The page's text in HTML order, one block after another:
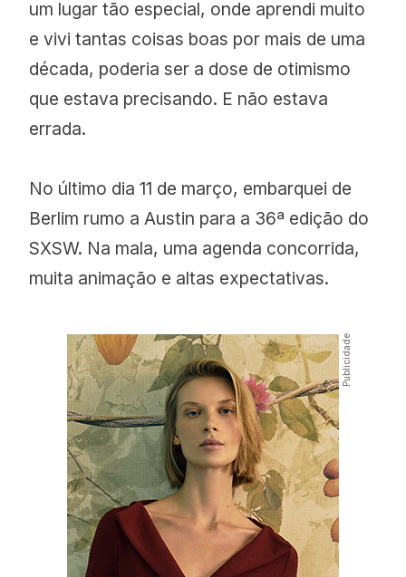
um lugar tão especial, onde aprendi muito
e vivi tantas coisas boas por mais de uma
década, poderia ser a dose de otimismo
que estava precisando. E não estava
errada.
No último dia 11 de março, embarquei de
Berlim rumo a Austin para a 36ª edição do
SXSW. Na mala, uma agenda concorrida,
muita animação e altas expectativas.